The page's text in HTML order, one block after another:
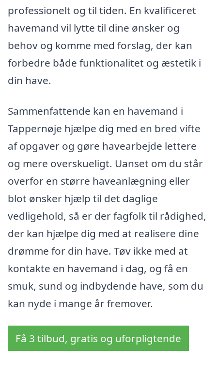
professionelt og til tiden. En kvalificeret
havemand vil lytte til dine ønsker og
behov og komme med forslag, der kan
forbedre både funktionalitet og æstetik i
din have.
Sammenfattende kan en havemand i
Tappernøje hjælpe dig med en bred vifte
af opgaver og gøre havearbejde lettere
og mere overskueligt. Uanset om du står
overfor en større haveanlægning eller
blot ønsker hjælp til det daglige
vedligehold, så er der fagfolk til rådighed,
der kan hjælpe dig med at realisere dine
drømme for din have. Tøv ikke med at
kontakte en havemand i dag, og få en
smuk, sund og indbydende have, som du
kan nyde i mange år fremover.
Få 3 tilbud, gratis og uforpligtende